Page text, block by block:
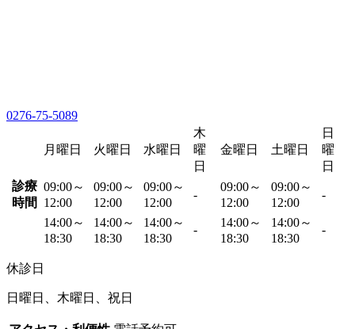
0276-75-5089
月曜日 火曜日 水曜日
木
曜
日
金曜日 土曜日
日
曜
日
診療
時間
09:00～
12:00
09:00～
12:00
09:00～
12:00
-
09:00～
12:00
09:00～
12:00
-
14:00～
18:30
14:00～
18:30
14:00～
18:30
-
14:00～
18:30
14:00～
18:30
-
休診日
日曜日、木曜日、祝日